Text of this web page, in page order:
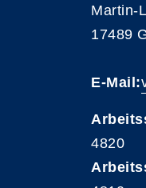
Martin-
17489
E-Mail:
4820